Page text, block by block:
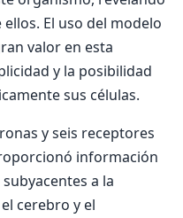
El uso del modelo
valor en esta
y la posibilidad
sus células.
y seis receptores
información
a la
cerebro y el